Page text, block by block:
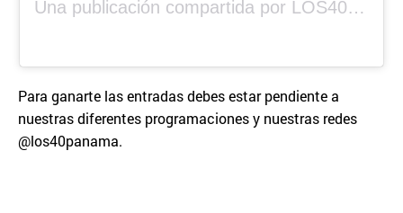
Una publicación compartida por LOS40 Panamá (@los40panama)
Para ganarte las entradas debes estar pendiente a
nuestras diferentes programaciones y nuestras redes
@los40panama.